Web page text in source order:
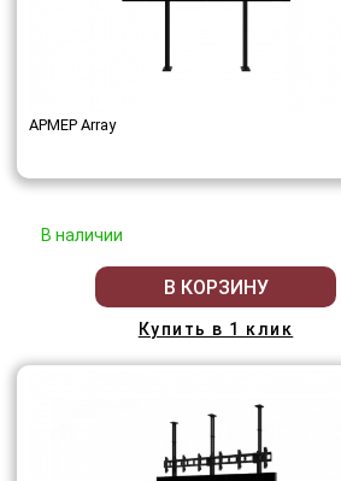
АРМЕР Array
В наличии
В КОРЗИНУ
Купить в 1 клик